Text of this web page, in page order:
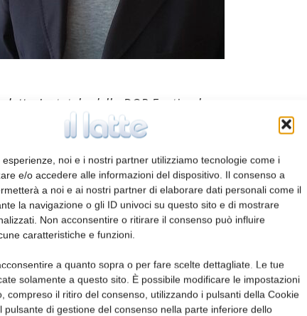
noi e i nostri partner utilizziamo tecnologie come i
e/o accedere alle informazioni del dispositivo. Il consenso a
a noi e ai nostri partner di elaborare dati personali come il
la navigazione o gli ID univoci su questo sito e di mostrare
Non acconsentire o ritirare il consenso può influire
caratteristiche e funzioni.
a quanto sopra o per fare scelte dettagliate. Le tue
solamente a questo sito. È possibile modificare le impostazioni
compreso il ritiro del consenso, utilizzando i pulsanti della Cookie
pulsante di gestione del consenso nella parte inferiore dello
e tutela della DOP Fontina ha
per il prossimo triennio. Lo
produttori e tutela della DOP
di presidente per il
fiducia che mi onora. Il
dei Consiglieri e ritengo che
con il triennio precedente.
nel cammino intrapreso
tutela, vigilanza, promozione
delle produzioni. Il mio obiettivo